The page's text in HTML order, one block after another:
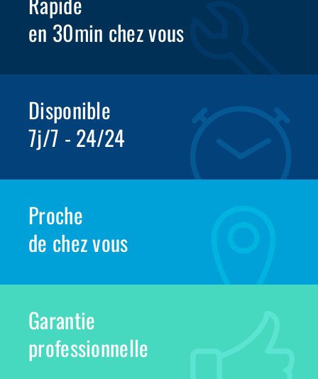
en 30min chez vous
Disponible
7j/7 - 24/24
Proche
de chez vous
Garantie
professionnelle